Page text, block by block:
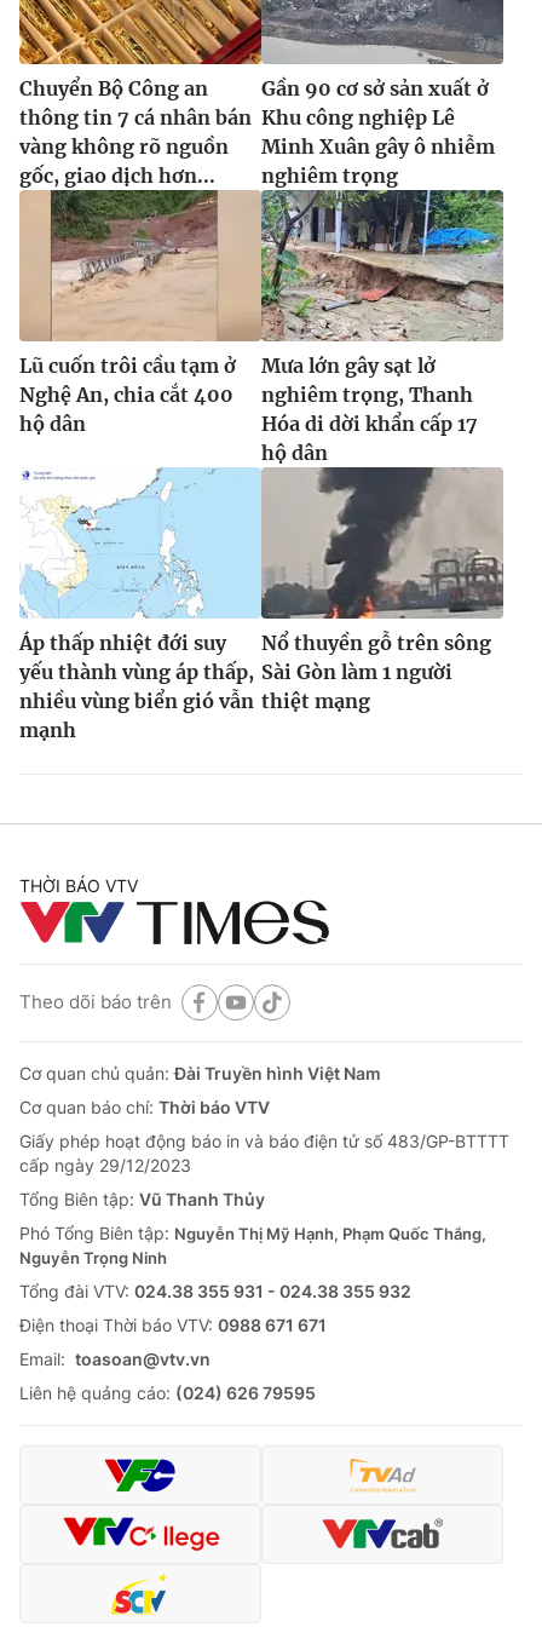
Chuyển Bộ Công an
thông tin 7 cá nhân bán
vàng không rõ nguồn
gốc, giao dịch hơn...
Gần 90 cơ sở sản xuất ở
Khu công nghiệp Lê
Minh Xuân gây ô nhiễm
nghiêm trọng
Lũ cuốn trôi cầu tạm ở
Nghệ An, chia cắt 400
hộ dân
Mưa lớn gây sạt lở
nghiêm trọng, Thanh
Hóa di dời khẩn cấp 17
hộ dân
Áp thấp nhiệt đới suy
yếu thành vùng áp thấp,
nhiều vùng biển gió vẫn
mạnh
Nổ thuyền gỗ trên sông
Sài Gòn làm 1 người
thiệt mạng
THỜI BÁO VTV
Theo dõi báo trên
Cơ quan chủ quản:Đài Truyền hình Việt Nam
Cơ quan báo chí: Thời báo VTV
Giấy phép hoạt động báo in và báo điện tử số 483/GP-BTTTT
cấp ngày 29/12/2023
Tổng Biên tập: Vũ Thanh Thủy
Phó Tổng Biên tập: Nguyễn Thị Mỹ Hạnh, Phạm Quốc Thắng,
Nguyễn Trọng Ninh
Tổng đài VTV: 024.38 355 931 - 024.38 355 932
Ðiện thoại Thời báo VTV: 0988 671 671
Email: toasoan@vtv.vn
Liên hệ quảng cáo: (024) 626 79595